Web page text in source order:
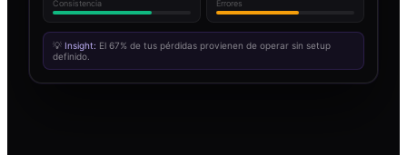
Consistencia Errores
💡 Insight: El 67% de tus pérdidas provienen de operar sin setup
definido.